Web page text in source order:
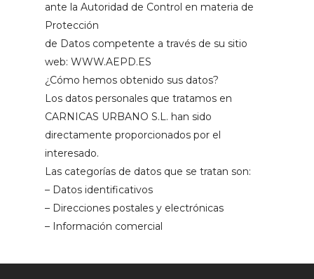
ante la Autoridad de Control en materia de
Protección
de Datos competente a través de su sitio
web: WWW.AEPD.ES
¿Cómo hemos obtenido sus datos?
Los datos personales que tratamos en
CARNICAS URBANO S.L. han sido
directamente proporcionados por el
interesado.
Las categorías de datos que se tratan son:
– Datos identificativos
– Direcciones postales y electrónicas
– Información comercial